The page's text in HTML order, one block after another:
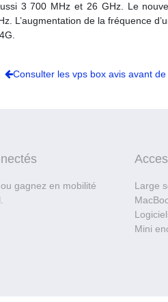
3 700 MHz et 26 GHz. Le
L’augmentation de la fréquence
Consulter les vps box avis avant
gagnez en mobilité
Large
Mini